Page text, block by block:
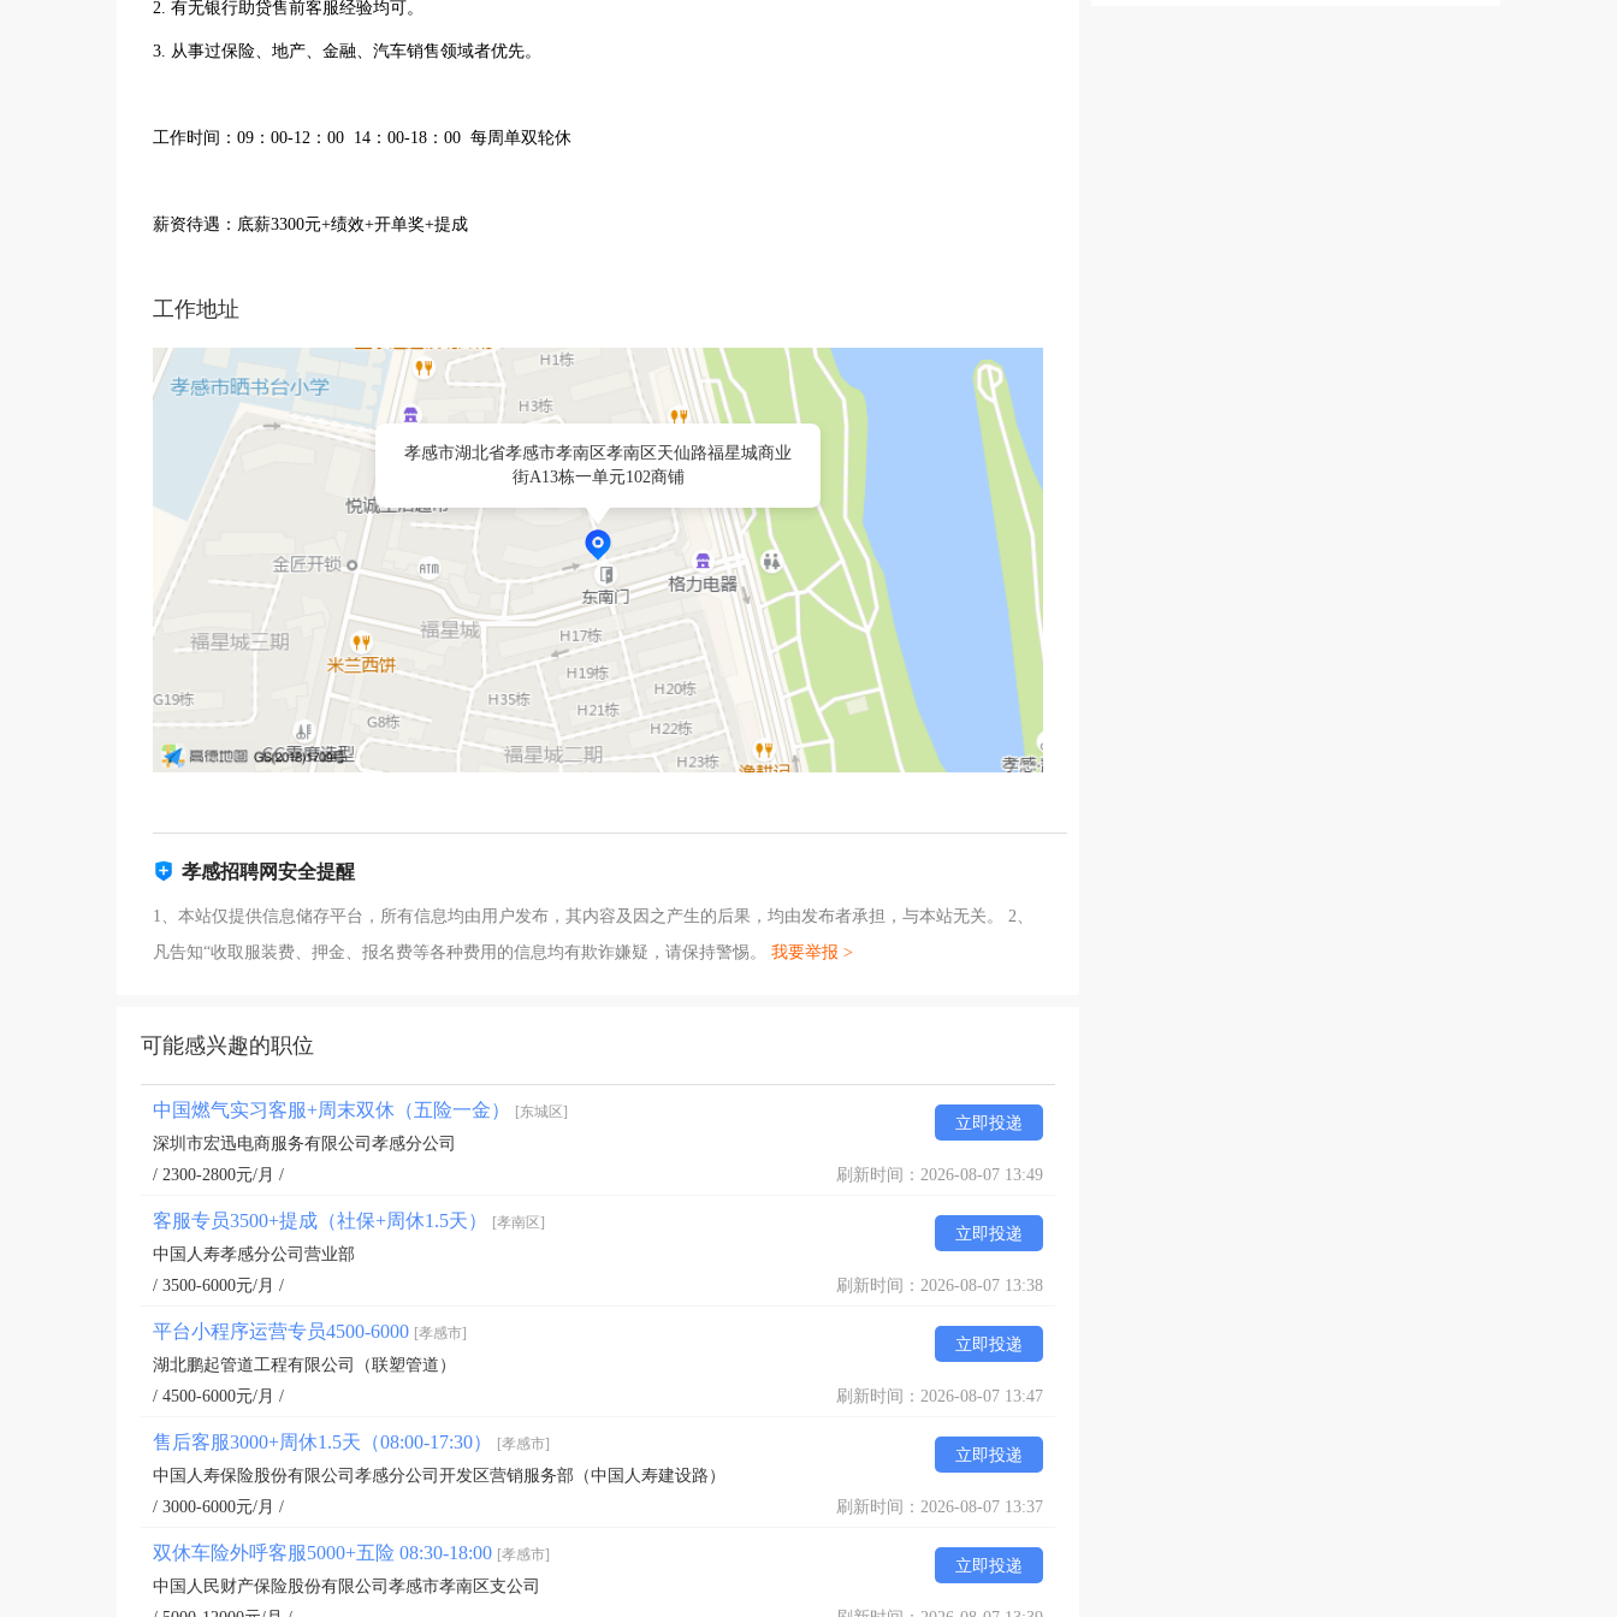
2. 有无银行助贷售前客服经验均可。
3. 从事过保险、地产、金融、汽车销售领域者优先。
工作时间：09：00-12：00 14：00-18：00 每周单双轮休
薪资待遇：底薪3300元+绩效+开单奖+提成
工作地址
孝感市湖北省孝感市孝南区孝南区天仙路福星城商业
街A13栋一单元102商铺
孝感招聘网安全提醒
1、本站仅提供信息储存平台，所有信息均由用户发布，其内容及因之产生的后果，均由发布者承担，与本站无关。 2、
凡告知“收取服装费、押金、报名费等各种费用的信息均有欺诈嫌疑，请保持警惕。 我要举报 >
可能感兴趣的职位
中国燃气实习客服+周末双休（五险一金） [东城区]
立即投递
深圳市宏迅电商服务有限公司孝感分公司
/ 2300-2800元/月 /
刷新时间：2026-08-07 13:49
客服专员3500+提成（社保+周休1.5天） [孝南区]
立即投递
中国人寿孝感分公司营业部
/ 3500-6000元/月 /
刷新时间：2026-08-07 13:38
平台小程序运营专员4500-6000 [孝感市]
立即投递
湖北鹏起管道工程有限公司（联塑管道）
/ 4500-6000元/月 /
刷新时间：2026-08-07 13:47
售后客服3000+周休1.5天（08:00-17:30） [孝感市]
立即投递
中国人寿保险股份有限公司孝感分公司开发区营销服务部（中国人寿建设路）
/ 3000-6000元/月 /
刷新时间：2026-08-07 13:37
双休车险外呼客服5000+五险 08:30-18:00 [孝感市]
立即投递
中国人民财产保险股份有限公司孝感市孝南区支公司